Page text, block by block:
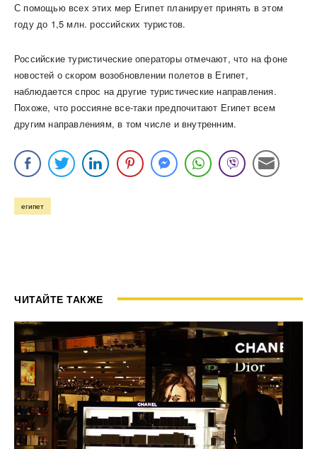
С помощью всех этих мер Египет планирует принять в этом
году до 1,5 млн. российских туристов.
Российские туристические операторы отмечают, что на фоне
новостей о скором возобновлении полетов в Египет,
наблюдается спрос на другие туристические направления.
Похоже, что россияне все-таки предпочитают Египет всем
другим направлениям, в том числе и внутренним.
египет
ЧИТАЙТЕ ТАКЖЕ